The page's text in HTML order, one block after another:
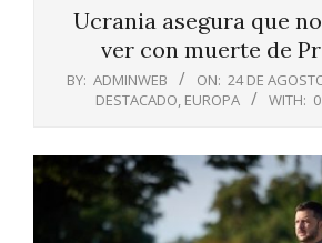
Ucrania asegura que
ver con muerte de
BY: ADMINWEB ON: 24 DE
DESTACADO, EUROPA WITH: